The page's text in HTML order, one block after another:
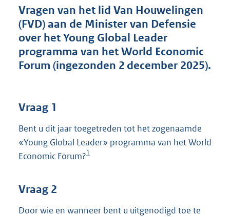
n
d
s
g
r
o
4
1
K
Vragen van het lid Van Houwelingen
(FVD) aan de Minister van Defensie
over het Young Global Leader
programma van het World Economic
Forum (ingezonden 2 december 2025).
Vraag 1
Bent u dit jaar toegetreden tot het zogenaamde
«Young Global Leader» programma van het World
Economic Forum?1
Vraag 2
Door wie en wanneer bent u uitgenodigd toe te